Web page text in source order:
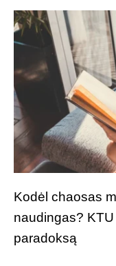
Kodėl chaosas
naudingas?
paradoksą